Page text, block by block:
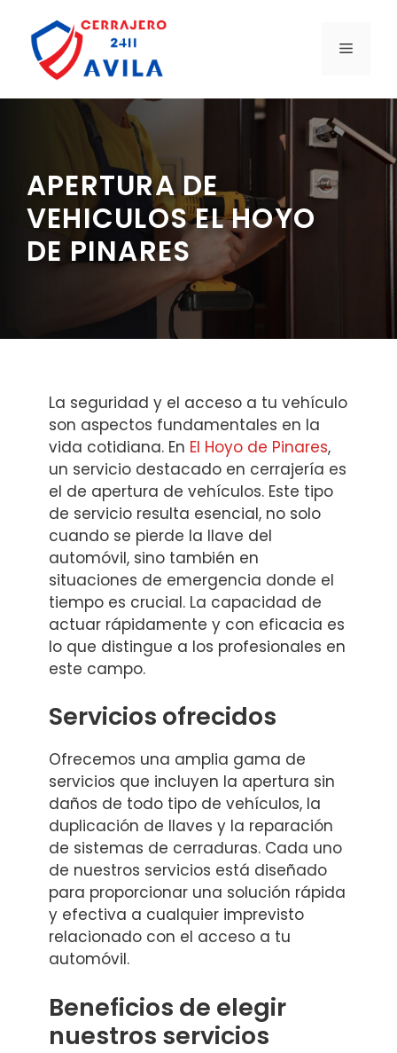
contenido
MENÚ
APERTURA DE
VEHICULOS EL HOYO
DE PINARES
La seguridad y el acceso a tu vehículo
son aspectos fundamentales en la
vida cotidiana. En El Hoyo de Pinares,
un servicio destacado en cerrajería es
el de apertura de vehículos. Este tipo
de servicio resulta esencial, no solo
cuando se pierde la llave del
automóvil, sino también en
situaciones de emergencia donde el
tiempo es crucial. La capacidad de
actuar rápidamente y con eficacia es
lo que distingue a los profesionales en
este campo.
Servicios ofrecidos
Ofrecemos una amplia gama de
servicios que incluyen la apertura sin
daños de todo tipo de vehículos, la
duplicación de llaves y la reparación
de sistemas de cerraduras. Cada uno
de nuestros servicios está diseñado
para proporcionar una solución rápida
y efectiva a cualquier imprevisto
relacionado con el acceso a tu
automóvil.
Beneficios de elegir
nuestros servicios